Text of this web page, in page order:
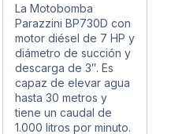
La Motobomba
Parazzini BP730D con
motor diésel de 7 HP y
diámetro de succión y
descarga de 3″. Es
capaz de elevar agua
hasta 30 metros y
tiene un caudal de
1.000 litros por minuto.